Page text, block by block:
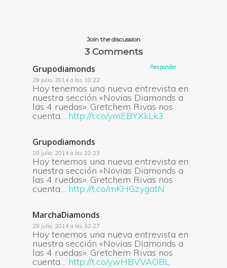
Join the discussion
3 Comments
Grupodiamonds
29 julio, 2014 a las 10:22
Hoy tenemos una nueva entrevista en
nuestra sección «Novias Diamonds a
las 4 ruedas». Gretchem Rivas nos
cuenta… http://t.co/ymEBYXkLk3
Responder
Grupodiamonds
29 julio, 2014 a las 10:23
Hoy tenemos una nueva entrevista en
nuestra sección «Novias Diamonds a
las 4 ruedas». Gretchem Rivas nos
cuenta… http://t.co/mKHGzygatN
Responder
MarchaDiamonds
29 julio, 2014 a las 10:27
Hoy tenemos una nueva entrevista en
nuestra sección «Novias Diamonds a
las 4 ruedas». Gretchem Rivas nos
cuenta… http://t.co/ywHBVVAOBL
Responder